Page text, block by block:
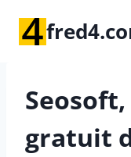
gratuit